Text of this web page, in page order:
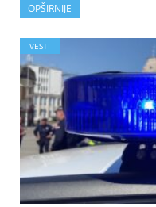
OPŠIRNIJE
VESTI